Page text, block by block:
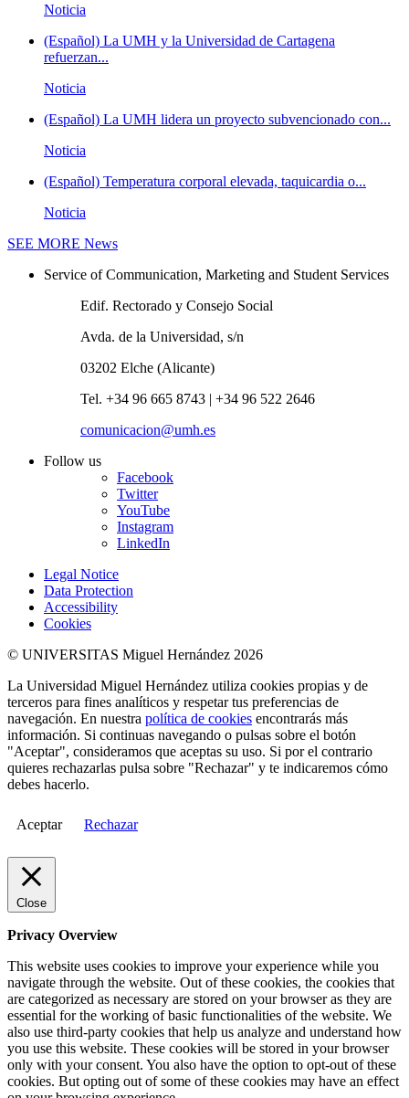
Noticia
(Español) La UMH y la Universidad de Cartagena
refuerzan...
Noticia
(Español) La UMH lidera un proyecto subvencionado con...
Noticia
(Español) Temperatura corporal elevada, taquicardia o...
Noticia
SEE MORE News
Service of Communication, Marketing and Student Services
Edif. Rectorado y Consejo Social
Avda. de la Universidad, s/n
03202 Elche (Alicante)
Tel. +34 96 665 8743 | +34 96 522 2646
comunicacion@umh.es
Follow us
Facebook
Twitter
YouTube
Instagram
LinkedIn
Legal Notice
Data Protection
Accessibility
Cookies
© UNIVERSITAS Miguel Hernández 2026
La Universidad Miguel Hernández utiliza cookies propias y de
terceros para fines analíticos y respetar tus preferencias de
navegación. En nuestra política de cookies encontrarás más
información. Si continuas navegando o pulsas sobre el botón
"Aceptar", consideramos que aceptas su uso. Si por el contrario
quieres rechazarlas pulsa sobre "Rechazar" y te indicaremos cómo
debes hacerlo.
Aceptar Rechazar
Close
Privacy Overview
This website uses cookies to improve your experience while you
navigate through the website. Out of these cookies, the cookies that
are categorized as necessary are stored on your browser as they are
essential for the working of basic functionalities of the website. We
also use third-party cookies that help us analyze and understand how
you use this website. These cookies will be stored in your browser
only with your consent. You also have the option to opt-out of these
cookies. But opting out of some of these cookies may have an effect